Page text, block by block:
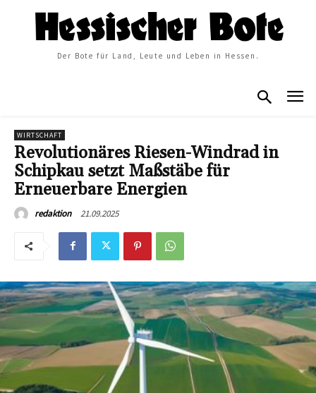
Der Bote für Land, Leute und Leben in Hessen.
WIRTSCHAFT
Revolutionäres Riesen-Windrad in
Schipkau setzt Maßstäbe für
Erneuerbare Energien
redaktion 21.09.2025